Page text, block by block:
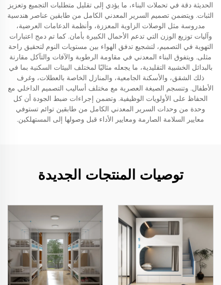
الحديثة دقة في تحملات البناء، ما يؤدي إلى تقليل متطلبات التجميع وتعزيز
الثبات. ويتضمن تصميم السرير المعدني الكامل من طابقين عناصر هندسية
مدروسة مثل الوصلات الزاوية المعززة، وأنظمة الدعامات العرضية،
وآليات توزيع الوزن التي تدعم الأحمال الكبيرة بأمان. كما تم دمج اعتبارات
التهوية في التصميم، لتشجيع تدفق الهواء بين مستويات النوم لتحقيق راحة
مثلى. ويتفوق البناء المعدني في مقاومة الرطوبة والآفات والتآكل مقارنة
بالبدائل الخشبية التقليدية، ما يجعله مثاليًا لمختلف البيئات السكنية بما في
ذلك الشقق، والأسكنة الجامعية، والمنازل الخاصة بالعطلات، وغرف
الأطفال. وتنسجم الصيغة العصرية مع مختلف أساليب التصميم الداخلي مع
الحفاظ على الأولويات الوظيفية. وتضمن إجراءات ضبط الجودة أن كل
وحدة من وحدات السرير المعدني الكامل من طابقين توائم تستوفي
معايير السلامة الصارمة ومعايير الأداء قبل وصولها إلى المستهلكين.
توصيات المنتجات الجديدة